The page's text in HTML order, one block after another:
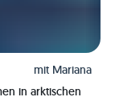
mit Mariana
in arktischen